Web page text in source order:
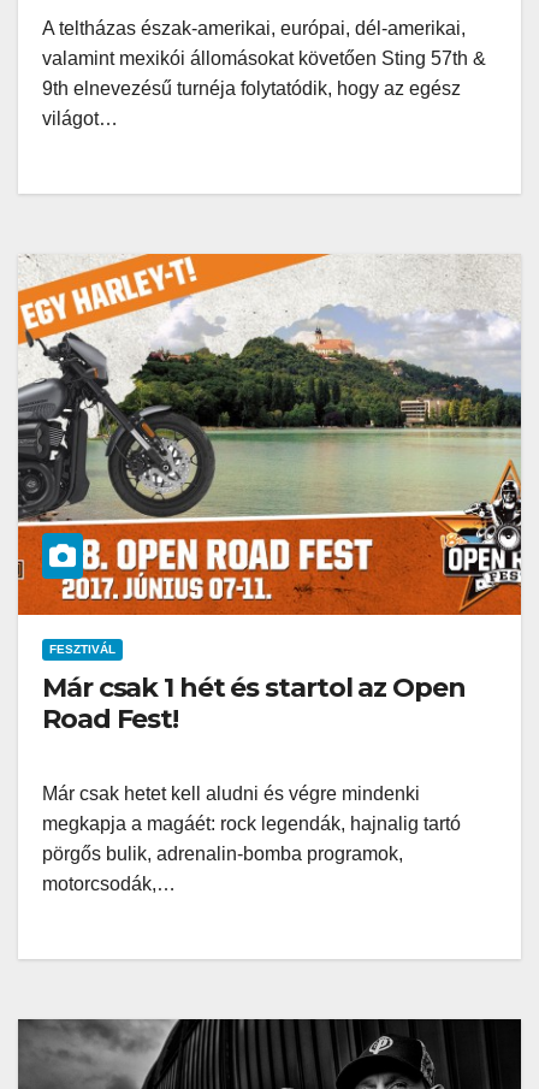
A teltházas észak-amerikai, európai, dél-amerikai,
valamint mexikói állomásokat követően Sting 57th &
9th elnevezésű turnéja folytatódik, hogy az egész
világot…
FESZTIVÁL
Már csak 1 hét és startol az Open
Road Fest!
Már csak hetet kell aludni és végre mindenki
megkapja a magáét: rock legendák, hajnalig tartó
pörgős bulik, adrenalin-bomba programok,
motorcsodák,…